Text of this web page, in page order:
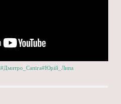
#Дмитро_Сапіга#Юрій_Липа